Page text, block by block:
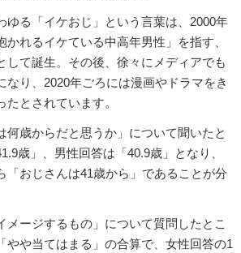
る「イケおじ」という言葉は、2000年
れるイケている中高年男性」を指す、
して誕生。その後、徐々にメディアでも
なり、2020年ごろには漫画やドラマをき
とされています。
歳からだと思うか」について聞いたと
歳」、男性回答は「40.9歳」となり、
「おじさんは41歳から」であることが分
メージするもの」について質問したとこ
やや当てはまる」の合算で、女性回答の1